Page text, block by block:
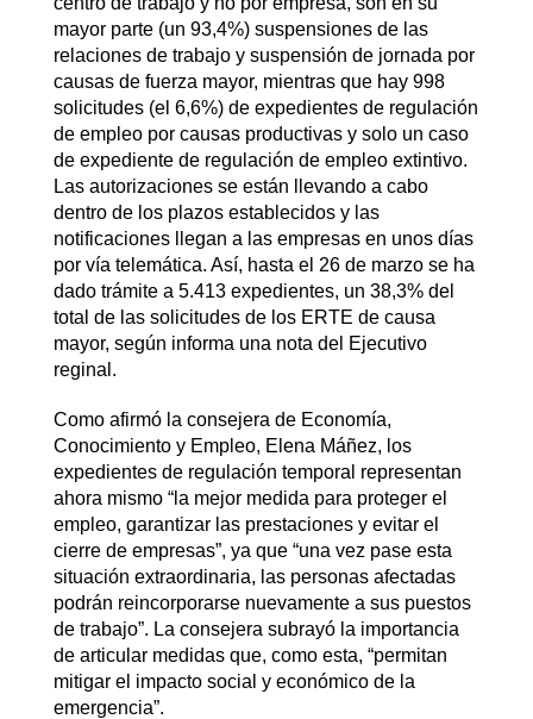
mayor parte (un 93,4%) suspensiones de las
relaciones de trabajo y suspensión de jornada por
causas de fuerza mayor, mientras que hay 998
solicitudes (el 6,6%) de expedientes de regulación
de empleo por causas productivas y solo un caso
de expediente de regulación de empleo extintivo.
Las autorizaciones se están llevando a cabo
dentro de los plazos establecidos y las
notificaciones llegan a las empresas en unos días
por vía telemática. Así, hasta el 26 de marzo se ha
dado trámite a 5.413 expedientes, un 38,3% del
total de las solicitudes de los ERTE de causa
mayor, según informa una nota del Ejecutivo
reginal.
Como afirmó la consejera de Economía,
Conocimiento y Empleo, Elena Máñez, los
expedientes de regulación temporal representan
ahora mismo “la mejor medida para proteger el
empleo, garantizar las prestaciones y evitar el
cierre de empresas”, ya que “una vez pase esta
situación extraordinaria, las personas afectadas
podrán reincorporarse nuevamente a sus puestos
de trabajo”. La consejera subrayó la importancia
de articular medidas que, como esta, “permitan
mitigar el impacto social y económico de la
emergencia”.